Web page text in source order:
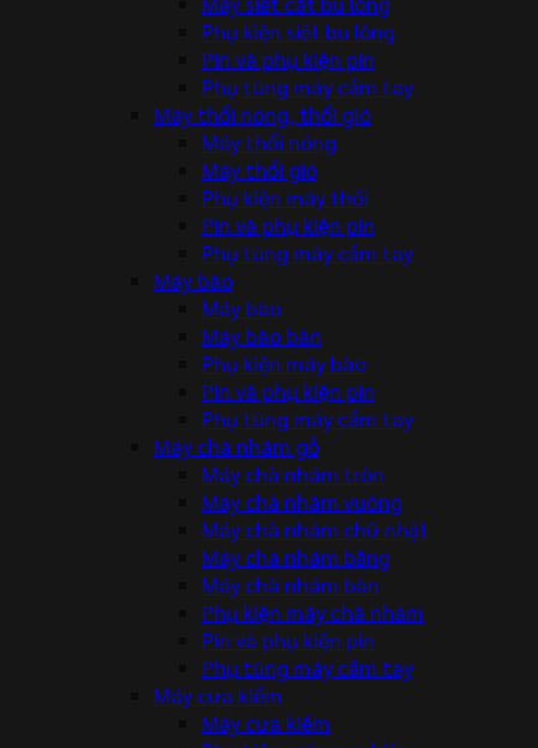
Phụ kiện siết bu lông
Pin và phụ kiện pin
Phụ tùng máy cầm tay
Máy thổi nóng, thổi gió
Máy thổi nóng
Máy thổi gió
Phụ kiện máy thổi
Pin và phụ kiện pin
Phụ tùng máy cầm tay
Máy bào
Máy bào
Máy bào bàn
Phụ kiện máy bào
Pin và phụ kiện pin
Phụ tùng máy cầm tay
Máy chà nhám gỗ
Máy chà nhám tròn
Máy chà nhám vuông
Máy chà nhám chữ nhật
Máy chà nhám băng
Máy chà nhám bàn
Phụ kiện máy chà nhám
Pin và phụ kiện pin
Phụ tùng máy cầm tay
Máy cưa kiếm
Máy cưa kiếm